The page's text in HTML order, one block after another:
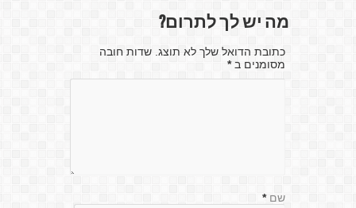
מה יש לך לתרום?
כתובת הדואל שלך לא תוצג. שדות חובה
מסומנים ב*
שם *